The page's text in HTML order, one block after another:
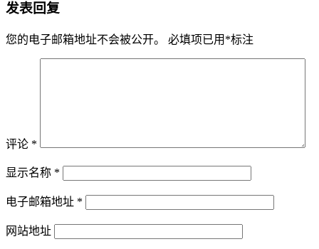
发表回复
您的电子邮箱地址不会被公开。 必填项已用 *标注
评论 *
显示名称 *
电子邮箱地址 *
网站地址